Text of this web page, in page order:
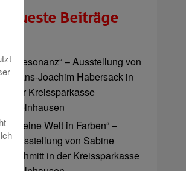
Neueste Beiträge
„Resonanz“ – Ausstellung von
Hans-Joachim Habersack in
der Kreissparkasse
Gelnhausen
„Meine Welt in Farben“ –
Ausstellung von Sabine
Schmitt in der Kreissparkasse